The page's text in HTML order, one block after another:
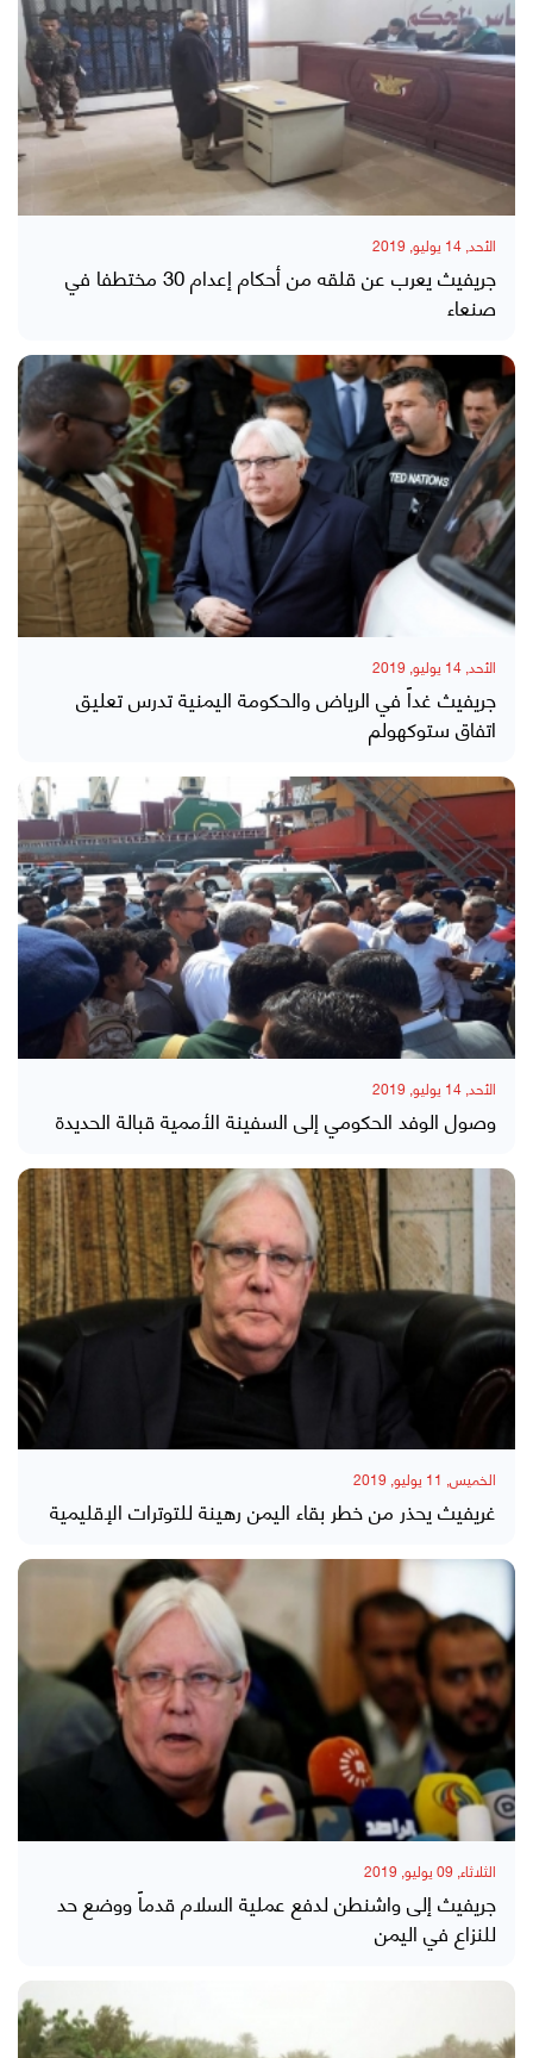
الأحد, 14 يوليو, 2019
جريفيث يعرب عن قلقه من أحكام إعدام 30 مختطفا في
صنعاء
الأحد, 14 يوليو, 2019
جريفيث غداً في الرياض والحكومة اليمنية تدرس تعليق
اتفاق ستوكهولم
الأحد, 14 يوليو, 2019
وصول الوفد الحكومي إلى السفينة الأممية قبالة الحديدة
الخميس, 11 يوليو, 2019
غريفيث يحذر من خطر بقاء اليمن رهينة للتوترات الإقليمية
الثلاثاء, 09 يوليو, 2019
جريفيث إلى واشنطن لدفع عملية السلام قدماً ووضع حد
للنزاع في اليمن